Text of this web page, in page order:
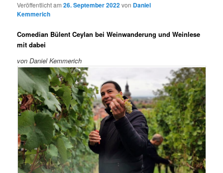
Veröffentlicht am26. September 2022von Daniel
Kemmerich
Comedian Bülent Ceylan bei Weinwanderung und Weinlese
mit dabei
von Daniel Kemmerich